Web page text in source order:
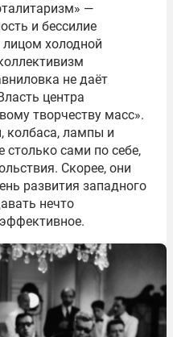
—
и бессилие
лицом холодной
не даёт
центра
творчеству масс».
колбаса, лампы и
сами по себе,
Скорее, они
развития западного
нечто